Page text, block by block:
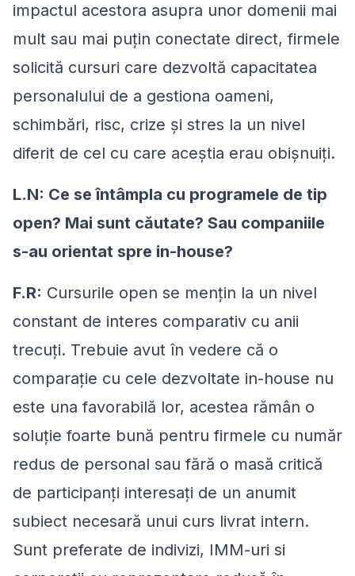
impactul acestora asupra unor domenii mai
mult sau mai puțin conectate direct, firmele
solicită cursuri care dezvoltă capacitatea
personalului de a gestiona oameni,
schimbări, risc, crize și stres la un nivel
diferit de cel cu care aceștia erau obișnuiți.
L.N: Ce se întâmpla cu programele de tip
open? Mai sunt căutate? Sau companiile
s-au orientat spre in-house?
F.R: Cursurile open se mențin la un nivel
constant de interes comparativ cu anii
trecuți. Trebuie avut în vedere că o
comparație cu cele dezvoltate in-house nu
este una favorabilă lor, acestea rămân o
soluție foarte bună pentru firmele cu număr
redus de personal sau fără o masă critică
de participanți interesați de un anumit
subiect necesară unui curs livrat intern.
Sunt preferate de indivizi, IMM-uri si